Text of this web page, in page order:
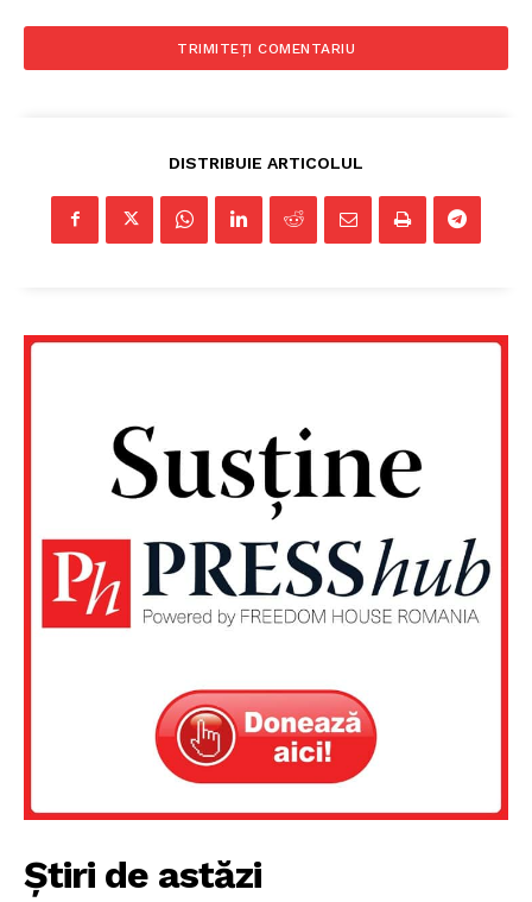
Un proiect
FREEDOM HOUSE ROMÂNIA
DISTRIBUIE ARTICOLUL
Știri de astăzi